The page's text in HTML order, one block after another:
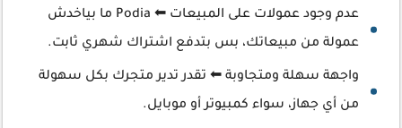
عدم وجود عمولات على المبيعات ⬅ Podia ما بياخدش
عمولة من مبيعاتك، بس بتدفع اشتراك شهري ثابت.
واجهة سهلة ومتجاوبة ⬅ تقدر تدير متجرك بكل سهولة
من أي جهاز، سواء كمبيوتر أو موبايل.